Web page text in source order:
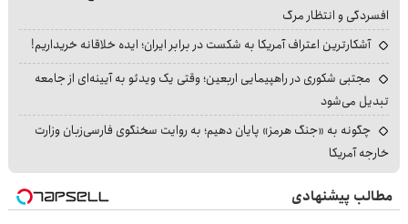
افسردگی و انتظار مرگ
آشکارترین اعتراف آمریکا به شکست در برابر ایران؛ ایده خلاقانه خریداریم!
مجتبی شکوری در راهپیمایی اربعین؛ وقتی یک ویدئو به آیینه‌ای از جامعه
تبدیل می‌شود
چگونه به «جنگ هرمز» پایان دهیم؛ به روایت سخنگوی فارسی‌زبان وزارت
خارجه آمریکا
مطالب پیشنهادی